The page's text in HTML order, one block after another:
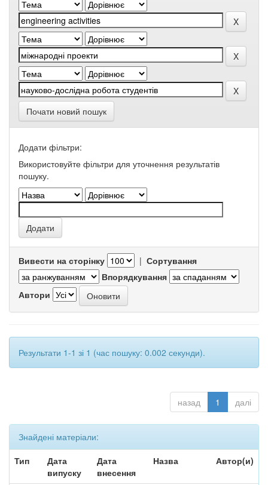
Почати новий пошук
Додати фільтри:
Використовуйте фільтри для уточнення результатів
пошуку.
Вивести на сторінку | Сортування
Впорядкування
Автори
Результати 1-1 зі 1 (час пошуку: 0.002 секунди).
назад 1 далі
Знайдені матеріали:
Тип
Дата
випуску
Дата
внесення
Назва Автор(и)